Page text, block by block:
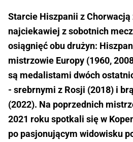
Starcie Hiszpanii z Chorwacją
najciekawiej z sobotnich
osiągnięć obu drużyn:
mistrzowie Europy (1960,
są medalistami dwóch
- srebrnymi z Rosji (2018) i
(2022). Na poprzednich
2021 roku spotkali się w
po pasjonującym widowisku